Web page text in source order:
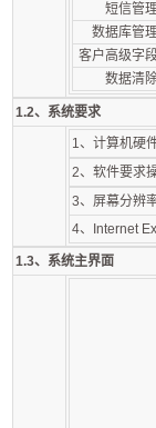
短信管理
数据库管理
客户高级字段
数据清除
1.2、系统要求
1、计算机硬
2、软件要求
3、屏幕分辨
4、Internet
1.3、系统主界面